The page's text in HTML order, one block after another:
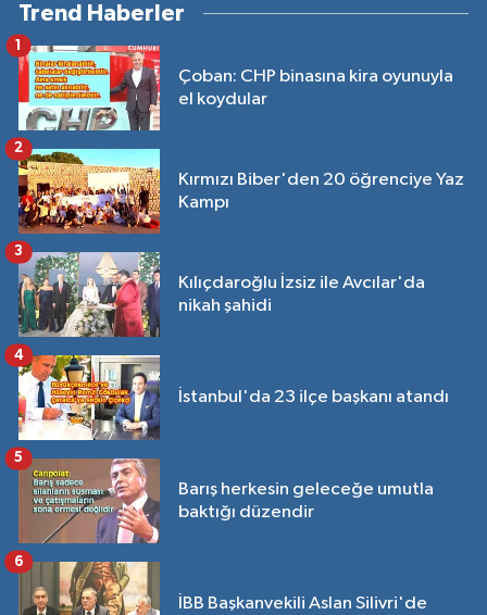
Trend Haberler
Çoban: CHP binasına kira oyunuyla
el koydular
1
Kırmızı Biber'den 20 öğrenciye Yaz
Kampı
2
Kılıçdaroğlu İzsiz ile Avcılar'da
nikah şahidi
3
İstanbul'da 23 ilçe başkanı atandı
4
Barış herkesin geleceğe umutla
baktığı düzendir
5
İBB Başkanvekili Aslan Silivri'de
6